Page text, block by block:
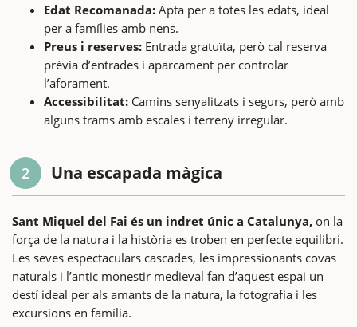
Edat Recomanada: Apta per a totes les edats, ideal
per a famílies amb nens.
Preus i reserves: Entrada gratuïta, però cal reserva
prèvia d’entrades i aparcament per controlar
l’aforament.
Accessibilitat: Camins senyalitzats i segurs, però amb
alguns trams amb escales i terreny irregular.
2 Una escapada màgica
Sant Miquel del Fai és un indret únic a Catalunya, on la
força de la natura i la història es troben en perfecte equilibri.
Les seves espectaculars cascades, les impressionants covas
naturals i l’antic monestir medieval fan d’aquest espai un
destí ideal per als amants de la natura, la fotografia i les
excursions en família.